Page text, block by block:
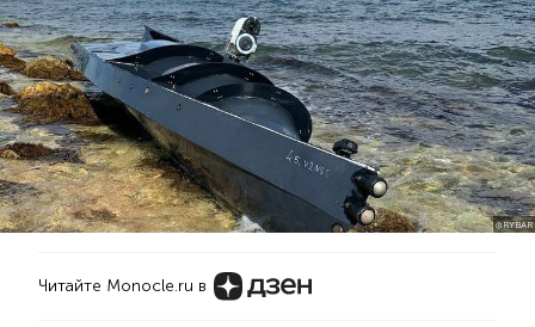
@RYBAR
Читайте Monocle.ru в